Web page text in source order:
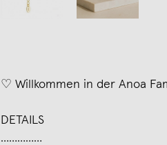
♡ Willkommen in der Anoa
DETAILS
……………